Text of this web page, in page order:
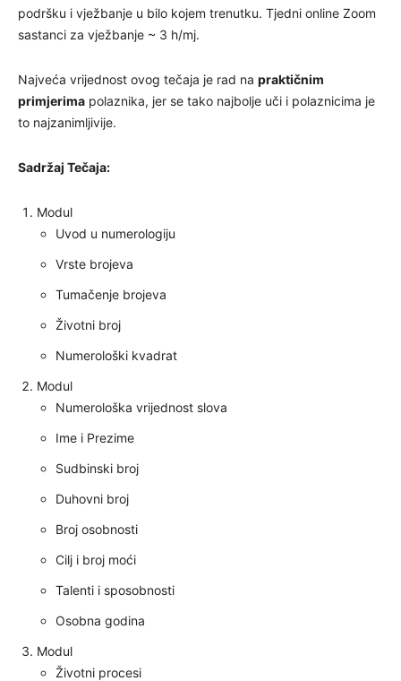
podršku i vježbanje u bilo kojem trenutku. Tjedni online Zoom
sastanci za vježbanje ~ 3 h/mj.
Najveća vrijednost ovog tečaja je rad na praktičnim
primjerima polaznika, jer se tako najbolje uči i polaznicima je
to najzanimljivije.
Sadržaj Tečaja:
Modul
Uvod u numerologiju
Vrste brojeva
Tumačenje brojeva
Životni broj
Numerološki kvadrat
Modul
Numerološka vrijednost slova
Ime i Prezime
Sudbinski broj
Duhovni broj
Broj osobnosti
Cilj i broj moći
Talenti i sposobnosti
Osobna godina
Modul
Životni procesi